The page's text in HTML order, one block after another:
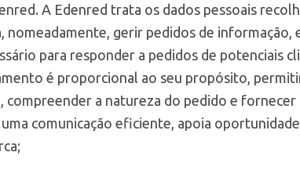
A Edenred trata os dados pessoais
gerir pedidos de informação,
para responder a pedidos de potenciais
é proporcional ao seu propósito,
compreender a natureza do pedido e fornecer
comunicação eficiente, apoia